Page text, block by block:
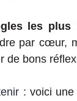
les plus
par cœur,
de bons
: voici